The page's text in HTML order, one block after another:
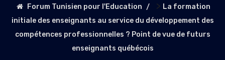
Forum Tunisien pour l'Education > La formation
initiale des enseignants au service du développement des
compétences professionnelles ? Point de vue de futurs
enseignants québécois